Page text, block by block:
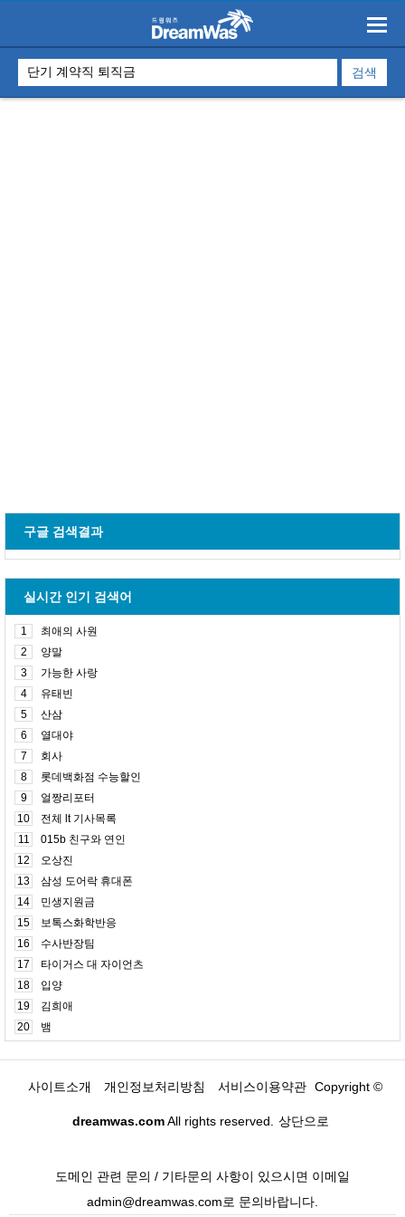
구글 검색결과
실시간 인기 검색어
1
최애의 사원
2
양말
3
가능한 사랑
4
유태빈
5
산삼
6
열대야
7
회사
8
롯데백화점 수능할인
9
얼짱리포터
10
전체 lt 기사목록
11
015b 친구와 연인
12
오상진
13
삼성 도어락 휴대폰
14
민생지원금
15
보톡스화학반응
16
수사반장팀
17
타이거스 대 자이언츠
18
입양
19
김희애
20
뱀
사이트소개 개인정보처리방침 서비스이용약관 Copyright ©
dreamwas.comAll rights reserved. 상단으로
도메인 관련 문의 / 기타문의 사항이 있으시면 이메일
admin@dreamwas.com로 문의바랍니다.